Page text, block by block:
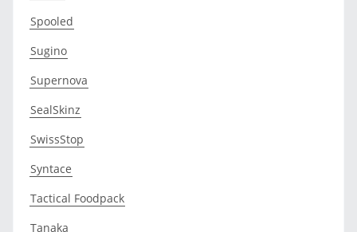
Spooled
Sugino
Supernova
SealSkinz
SwissStop
Syntace
Tactical Foodpack
Tanaka